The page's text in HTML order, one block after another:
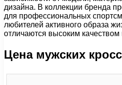
дизайна. В коллекции бренда
для профессиональных
любителей активного образа
отличаются высоким качеством
Цена мужских